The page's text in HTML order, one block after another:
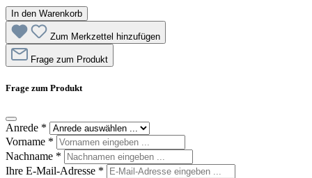
In den Warenkorb
Zum Merkzettel hinzufügen
Frage zum Produkt
Frage zum Produkt
Anrede *
Vorname *
Nachname *
Ihre E-Mail-Adresse *